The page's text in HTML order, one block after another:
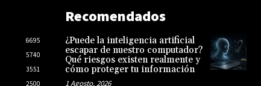
6695
5740
3551
2500
Recomendados
¿Puede la inteligencia artificial
escapar de nuestro computador?
Qué riesgos existen realmente y
cómo proteger tu información
1 Agosto, 2026